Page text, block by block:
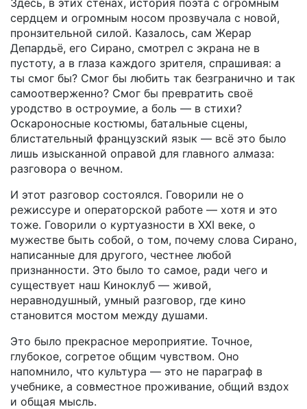
сердцем и огромным носом прозвучала с новой,
пронзительной силой. Казалось, сам Жерар
Депардьё, его Сирано, смотрел с экрана не в
пустоту, а в глаза каждого зрителя, спрашивая: а
ты смог бы? Смог бы любить так безгранично и так
самоотверженно? Смог бы превратить своё
уродство в остроумие, а боль — в стихи?
Оскароносные костюмы, батальные сцены,
блистательный французский язык — всё это было
лишь изысканной оправой для главного алмаза:
разговора о вечном.
И этот разговор состоялся. Говорили не о
режиссуре и операторской работе — хотя и это
тоже. Говорили о куртуазности в XXI веке, о
мужестве быть собой, о том, почему слова Сирано,
написанные для другого, честнее любой
признанности. Это было то самое, ради чего и
существует наш Киноклуб — живой,
неравнодушный, умный разговор, где кино
становится мостом между душами.
Это было прекрасное мероприятие. Точное,
глубокое, согретое общим чувством. Оно
напомнило, что культура — это не параграф в
учебнике, а совместное проживание, общий вздох
и общая мысль.